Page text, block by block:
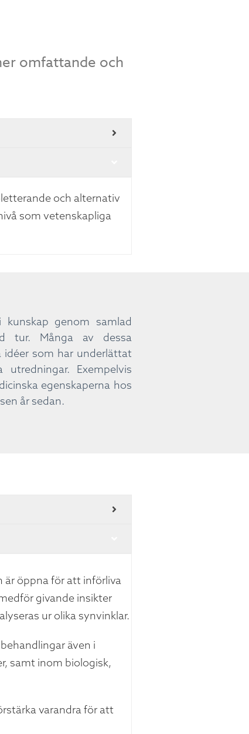
omfattande och
och alternativ
som vetenskapliga
genom samlad
tur. Många av dessa
idéer som har underlättat
Exempelvis
egenskaperna hos
år sedan.
öppna för att införliva
givande insikter
ur olika synvinklar.
även i
samt inom biologisk,
varandra för att